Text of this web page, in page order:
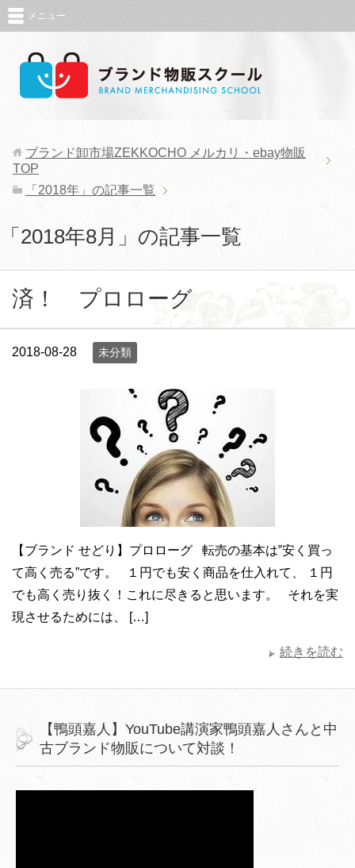
メニュー
ブランド卸市場ZEKKOCHO メルカリ・ebay物販
TOP
「2018年」の記事一覧
「2018年8月」の記事一覧
済！ プロローグ
2018-08-28 未分類
【ブランド せどり】プロローグ 転売の基本は‟安く買っ
て高く売る”です。 １円でも安く商品を仕入れて、 １円
でも高く売り抜く！これに尽きると思います。 それを実
現させるためには、 […]
続きを読む
【鴨頭嘉人】YouTube講演家鴨頭嘉人さんと中
古ブランド物販について対談！